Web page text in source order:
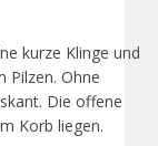
kurze Klinge und
Pilzen. Ohne
Die offene
Korb liegen.